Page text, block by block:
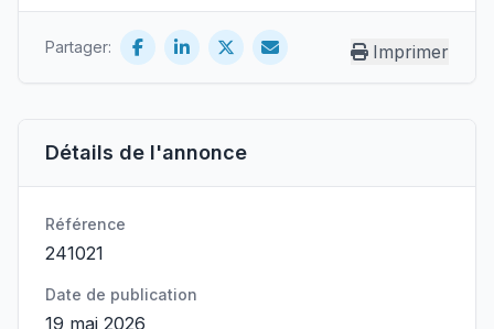
Détails de l'annonce
Référence
241021
Date de publication
19 mai 2026
Partager: Imprimer